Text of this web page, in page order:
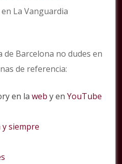
La Vanguardia
Barcelona no dudes en
de referencia:
en laweb y enYouTube
siempre